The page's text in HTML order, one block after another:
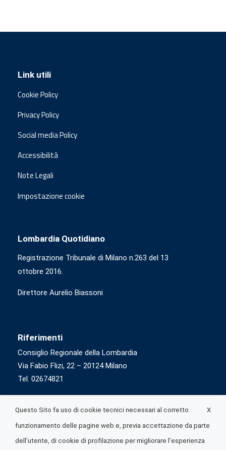
Link utili
Cookie Policy
Privacy Policy
Social media Policy
Accessibilità
Note Legali
Impostazione cookie
Lombardia Quotidiano
Registrazione Tribunale di Milano n.263 del 13
ottobre 2016.
Direttore Aurelio Biassoni
Riferimenti
Consiglio Regionale della Lombardia
Via Fabio Flizi, 22 – 20124 Milano
Tel. 02674821
X
Questo Sito fa uso di cookie tecnici necessari al corretto
funzionamento delle pagine web e, previa accettazione da parte
dell’utente, di cookie di profilazione per migliorare l’esperienza